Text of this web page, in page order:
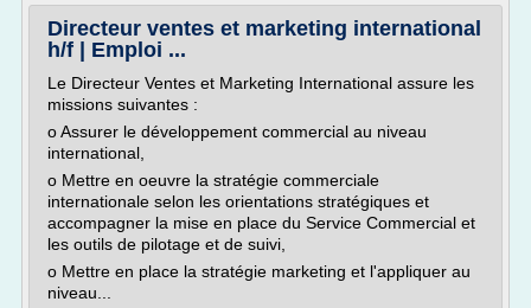
Directeur ventes et marketing international
h/f | Emploi ...
Le Directeur Ventes et Marketing International assure les
missions suivantes :
o Assurer le développement commercial au niveau
international,
o Mettre en oeuvre la stratégie commerciale
internationale selon les orientations stratégiques et
accompagner la mise en place du Service Commercial et
les outils de pilotage et de suivi,
o Mettre en place la stratégie marketing et l'appliquer au
niveau...